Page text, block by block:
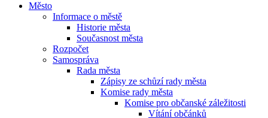
Město
Informace o městě
Historie města
Současnost města
Rozpočet
Samospráva
Rada města
Zápisy ze schůzí rady města
Komise rady města
Komise pro občanské záležitosti
Vítání občánků